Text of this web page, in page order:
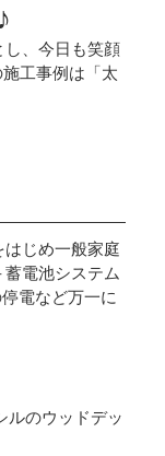
し、今日も笑顔
工事例は「太
じめ一般家庭
電池システム
電など万一に
ルのウッドデッ